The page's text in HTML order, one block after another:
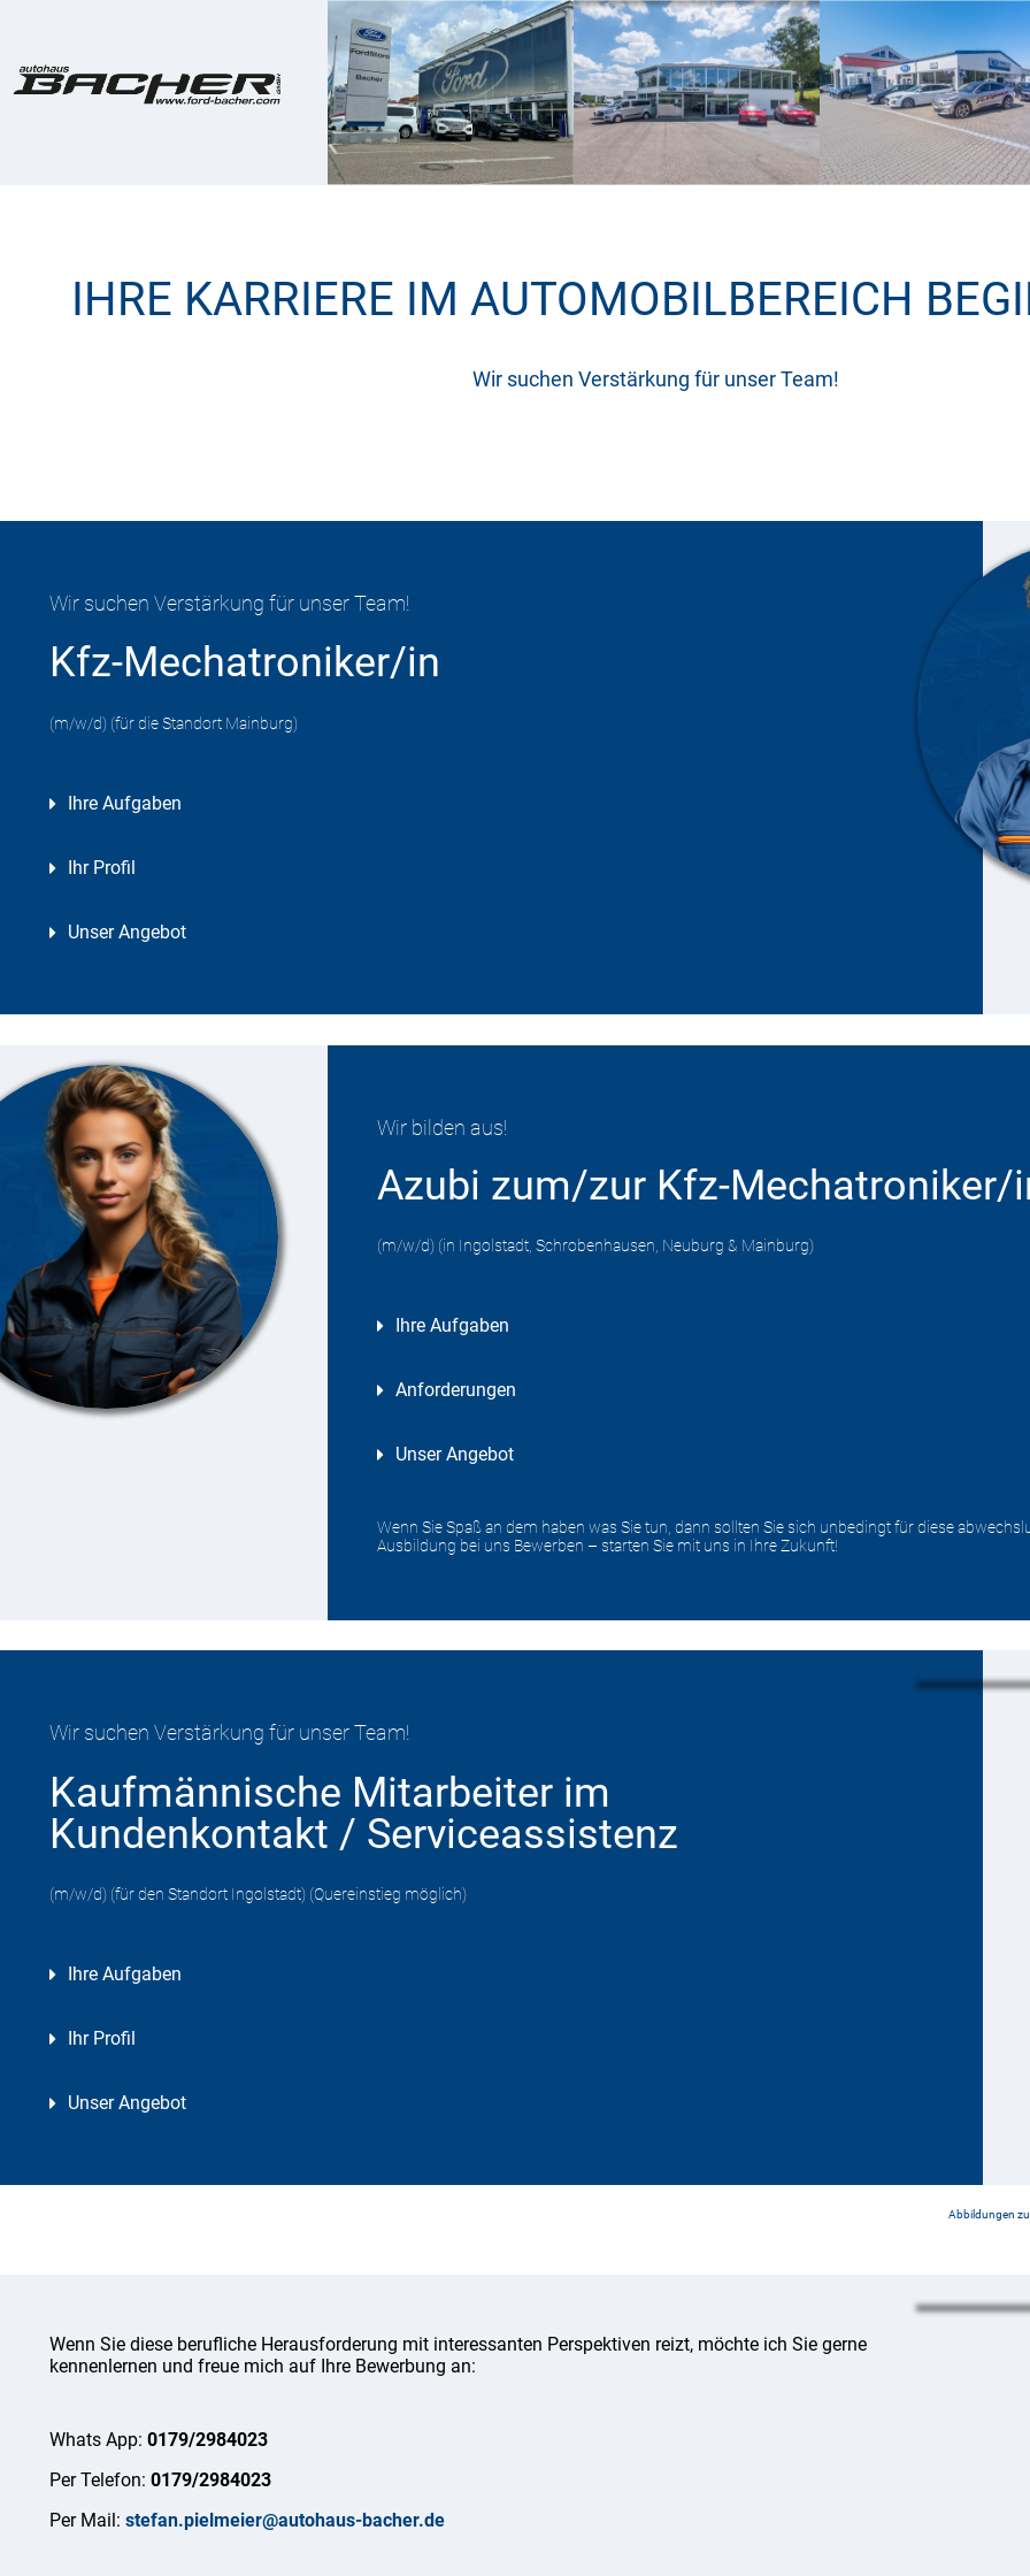
IHRE KARRIERE IM AUTOMOBILBEREICH
Wir suchen Verstärkung für unser Team!
Wir suchen Verstärkung für unser Team!
Kfz-Mechatroniker/in
(m/w/d) (für die Standort Mainburg)
Ihre Aufgaben
Ihr Profil
Unser Angebot
Wir bilden aus!
Azubi zum/zur Kfz-Mechatroniker/
(m/w/d) (in Ingolstadt, Schrobenhausen, Neuburg & Mainburg)
Ihre Aufgaben
Anforderungen
Unser Angebot
Wenn Sie Spaß an dem haben was Sie tun, dann sollten Sie sich unbedingt für diese
Ausbildung bei uns Bewerben – starten Sie mit uns in Ihre Zukunft!
Wir suchen Verstärkung für unser Team!
Kaufmännische Mitarbeiter im
Kundenkontakt / Serviceassistenz
(m/w/d) (für den Standort Ingolstadt) (Quereinstieg möglich)
Ihre Aufgaben
Ihr Profil
Unser Angebot
Abbildungen zu
Wenn Sie diese berufliche Herausforderung mit interessanten Perspektiven reizt, möchte ich Sie gerne
kennenlernen und freue mich auf Ihre Bewerbung an:
Whats App: 0179/2984023
Per Telefon: 0179/2984023
Per Mail: stefan.pielmeier@autohaus-bacher.de